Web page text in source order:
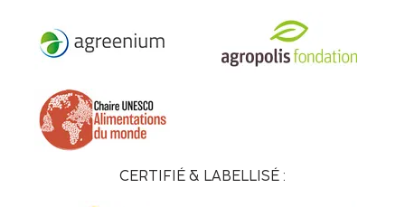
CERTIFIÉ & LABELLISÉ :